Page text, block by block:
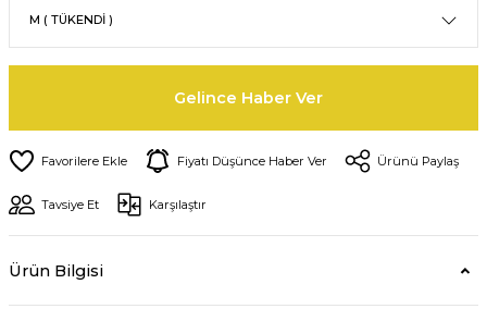
Gelince Haber Ver
Fiyatı Düşünce Haber Ver Ürünü Paylaş
Tavsiye Et Karşılaştır
Ürün Bilgisi